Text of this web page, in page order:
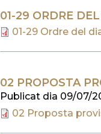
01-29 ORDRE
01-29 Ordre del
02 PROPOSTA
Publicat dia 09/07/
02 Proposta